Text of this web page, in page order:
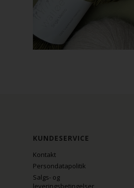
KUNDESERVICE
Kontakt
Persondatapolitik
Salgs- og
leveringsbetingelser